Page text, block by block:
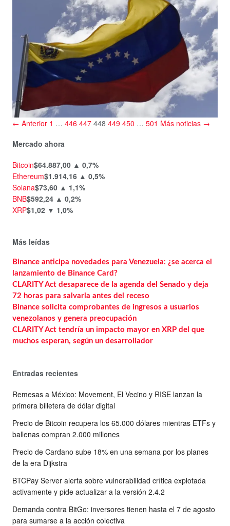
← Anterior 1 … 446 447 448 449 450 … 501 Más noticias →
Mercado ahora
Bitcoin$64.887,00 ▲ 0,7%
Ethereum$1.914,16 ▲ 0,5%
Solana$73,60 ▲ 1,1%
BNB$592,24 ▲ 0,2%
XRP$1,02 ▼ 1,0%
Más leídas
Binance anticipa novedades para Venezuela: ¿se acerca el
lanzamiento de Binance Card?
CLARITY Act desaparece de la agenda del Senado y deja
72 horas para salvarla antes del receso
Binance solicita comprobantes de ingresos a usuarios
venezolanos y genera preocupación
CLARITY Act tendría un impacto mayor en XRP del que
muchos esperan, según un desarrollador
Entradas recientes
Remesas a México: Movement, El Vecino y RISE lanzan la
primera billetera de dólar digital
Precio de Bitcoin recupera los 65.000 dólares mientras ETFs y
ballenas compran 2.000 millones
Precio de Cardano sube 18% en una semana por los planes
de la era Dijkstra
BTCPay Server alerta sobre vulnerabilidad crítica explotada
activamente y pide actualizar a la versión 2.4.2
Demanda contra BitGo: inversores tienen hasta el 7 de agosto
para sumarse a la acción colectiva